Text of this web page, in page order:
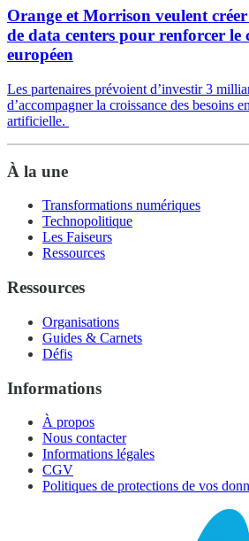
Orange et Morrison veulent
de data centers pour renforcer le
européen
Les partenaires prévoient d’investir 3
d’accompagner la croissance des besoins
artificielle.
À la une
Transformations numériques
Technopolitique
Les Faiseurs
Ressources
Ressources
Organisations
Guides & Carnets
Défis
Informations
À propos
Nous contacter
Informations légales
CGV
Politiques de protections de vos